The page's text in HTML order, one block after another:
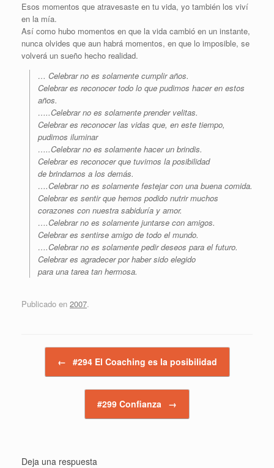
Esos momentos que atravesaste en tu vida, yo también los viví
en la mía.
Así como hubo momentos en que la vida cambió en un instante,
nunca olvides que aun habrá momentos, en que lo imposible, se
volverá un sueño hecho realidad.
… Celebrar no es solamente cumplir años.
Celebrar es reconocer todo lo que pudimos hacer en estos
años.
…..Celebrar no es solamente prender velitas.
Celebrar es reconocer las vidas que, en este tiempo,
pudimos iluminar
…..Celebrar no es solamente hacer un brindis.
Celebrar es reconocer que tuvimos la posibilidad
de brindarnos a los demás.
….Celebrar no es solamente festejar con una buena comida.
Celebrar es sentir que hemos podido nutrir muchos
corazones con nuestra sabiduría y amor.
….Celebrar no es solamente juntarse con amigos.
Celebrar es sentirse amigo de todo el mundo.
….Celebrar no es solamente pedir deseos para el futuro.
Celebrar es agradecer por haber sido elegido
para una tarea tan hermosa.
Publicado en 2007.
← #294 El Coaching es la posibilidad
#299 Confianza →
Deja una respuesta